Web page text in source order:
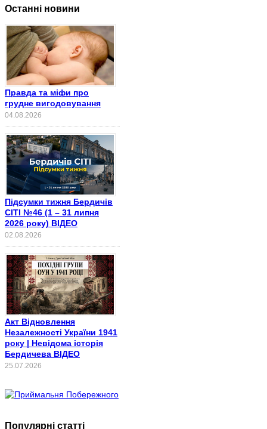
Останні новини
Правда та міфи про
грудне вигодовування
04.08.2026
Підсумки тижня Бердичів
СІТІ №46 (1 – 31 липня
2026 року) ВІДЕО
02.08.2026
Акт Відновлення
Незалежності України 1941
року | Невідома історія
Бердичева ВІДЕО
25.07.2026
Популярні статті